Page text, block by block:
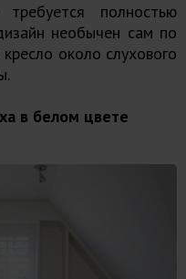
полностью
необычен сам по
около слухового
в белом цвете